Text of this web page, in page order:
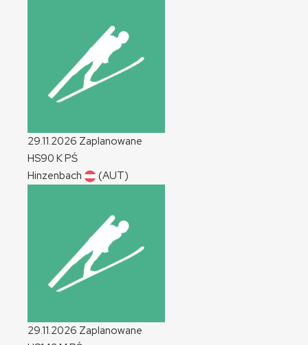
29.11.2026 Zaplanowane
HS90 KPŚ
Hinzenbach
(AUT)
29.11.2026 Zaplanowane